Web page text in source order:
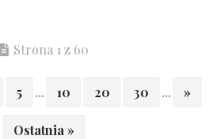
Strona 1 z 60
5 ... 10 20 30 ... »
Ostatnia »